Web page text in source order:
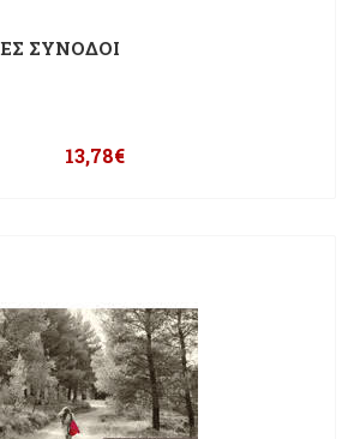
ΣΥΝΟΔΟΙ
13,78€